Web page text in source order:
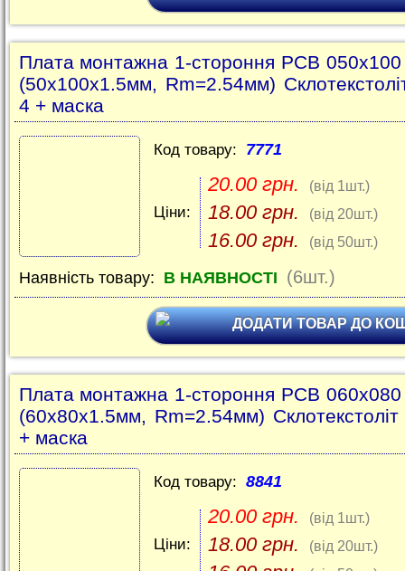
Плата монтажна 1-стороння PCB 050x100
(50x100x1.5мм, Rm=2.54мм)
4 + маска
Код товару: 7771
Ціни:
20.00 грн. (від 1шт.)
18.00 грн. (від 20шт.)
16.00 грн. (від 50шт.)
Наявність товару: В НАЯВНОСТІ (6шт.)
ДОДАТИ ТОВАР ДО
Плата монтажна 1-стороння PCB 060x080
(60x80x1.5мм, Rm=2.54мм) Склотекстоліт
+ маска
Код товару: 8841
Ціни:
20.00 грн. (від 1шт.)
18.00 грн. (від 20шт.)